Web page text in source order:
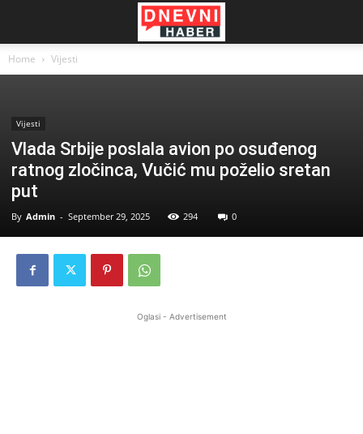
Home Vijesti
Vijesti
Vlada Srbije poslala avion po osuđenog
ratnog zločinca, Vučić mu poželio sretan
put
By Admin - September 29, 2025 294 0
Oglasi - Advertisement